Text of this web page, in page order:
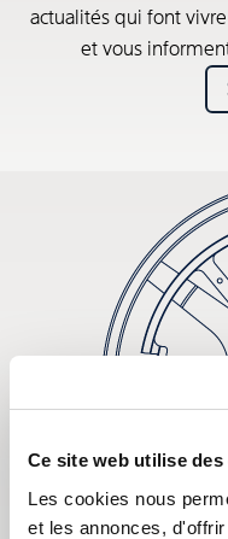
Ce site web utilise des
Les cookies nous
et les annonces,
actualités qui font
et vous